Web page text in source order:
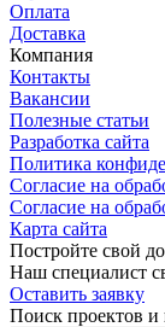
Оплата
Доставка
Компания
Контакты
Вакансии
Полезные статьи
Разработка сайта
Политика
Согласие на
Согласие на
Карта сайта
Постройте свой
Наш специалист
Оставить заявку
Поиск проектов